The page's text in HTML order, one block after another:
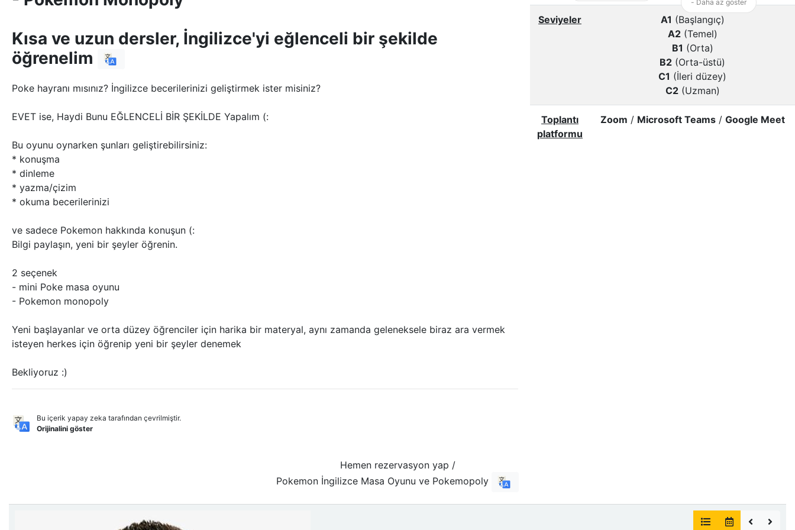
Kısa ve uzun dersler, İngilizce'yi eğlenceli bir şekilde
öğrenelim
Poke hayranı mısınız? İngilizce becerilerinizi geliştirmek ister misiniz?
EVET ise, Haydi Bunu EĞLENCELİ BİR ŞEKİLDE Yapalım (:
Bu oyunu oynarken şunları geliştirebilirsiniz:
* konuşma
* dinleme
* yazma/çizim
* okuma becerilerinizi
ve sadece Pokemon hakkında konuşun (:
Bilgi paylaşın, yeni bir şeyler öğrenin.
2 seçenek
- mini Poke masa oyunu
- Pokemon monopoly
Yeni başlayanlar ve orta düzey öğrenciler için harika bir materyal, aynı zamanda geleneksele biraz ara vermek
isteyen herkes için öğrenip yeni bir şeyler denemek
Bekliyoruz :)
Bu içerik yapay zeka tarafından çevrilmiştir.
Orijinalini göster
Seviyeler A1 (Başlangıç)
A2(Temel)
B1 (Orta)
B2 (Orta-üstü)
C1 (İleri düzey)
C2(Uzman)
Toplantı
platformu
Zoom / Microsoft Teams/ Google Meet
- Daha az göster
Hemen rezervasyon yap /
Pokemon İngilizce Masa Oyunu ve Pokemopoly